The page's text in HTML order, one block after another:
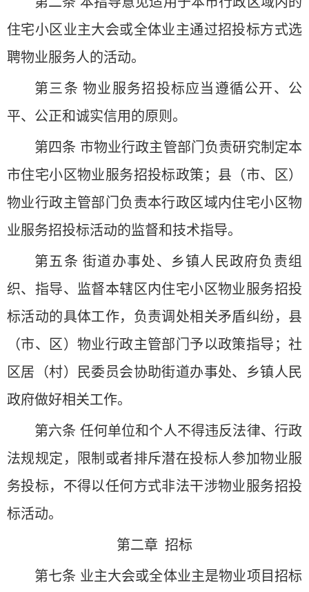
住宅小区业主大会或全体业主通过招投标方式选
聘物业服务人的活动。
第三条 物业服务招投标应当遵循公开、公
平、公正和诚实信用的原则。
第四条 市物业行政主管部门负责研究制定本
市住宅小区物业服务招投标政策；县（市、区）
物业行政主管部门负责本行政区域内住宅小区物
业服务招投标活动的监督和技术指导。
第五条 街道办事处、乡镇人民政府负责组
织、指导、监督本辖区内住宅小区物业服务招投
标活动的具体工作，负责调处相关矛盾纠纷，县
（市、区）物业行政主管部门予以政策指导；社
区居（村）民委员会协助街道办事处、乡镇人民
政府做好相关工作。
第六条 任何单位和个人不得违反法律、行政
法规规定，限制或者排斥潜在投标人参加物业服
务投标，不得以任何方式非法干涉物业服务招投
标活动。
第二章 招标
第七条 业主大会或全体业主是物业项目招标